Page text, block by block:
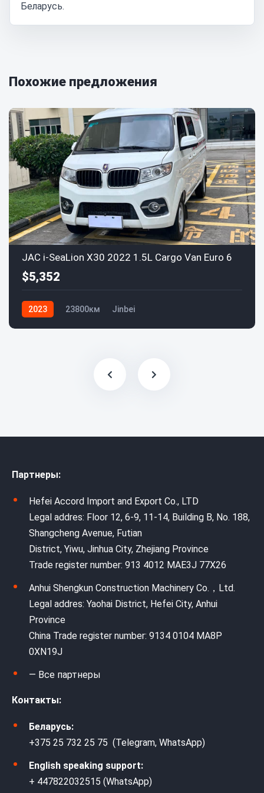
Беларусь.
Похожие предложения
JAC i-SeaLion X30 2022 1.5L Cargo Van Euro 6
$5,352
2023 23800км Jinbei
Партнеры:
Hefei Accord Import and Export Co., LTD
Legal addres: Floor 12, 6-9, 11-14, Building B, No. 188,
Shangcheng Avenue, Futian
District, Yiwu, Jinhua City, Zhejiang Province
Trade register number: 913 4012 MAE3J 77X26
Anhui Shengkun Construction Machinery Co.，Ltd.
Legal addres: Yaohai District, Hefei City, Anhui
Province
China Trade register number: 9134 0104 MA8P
0XN19J
— Все партнеры
Контакты:
Беларусь:
+375 25 732 25 75 (Telegram, WhatsApp)
English speaking support:
+ 447822032515 (WhatsApp)